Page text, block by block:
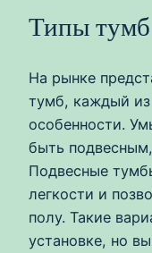
Типы тумб
На рынке
тумб, каждый
особенности.
быть
Подвесные
легкости и
полу. Такие
установке, но